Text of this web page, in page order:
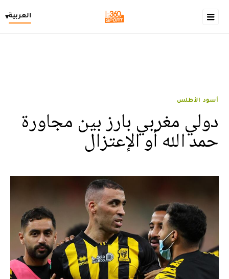
العربية▾
أسود الأطلس
دولي مغربي بارز بين مجاورة
حمد الله أو الإعتزال